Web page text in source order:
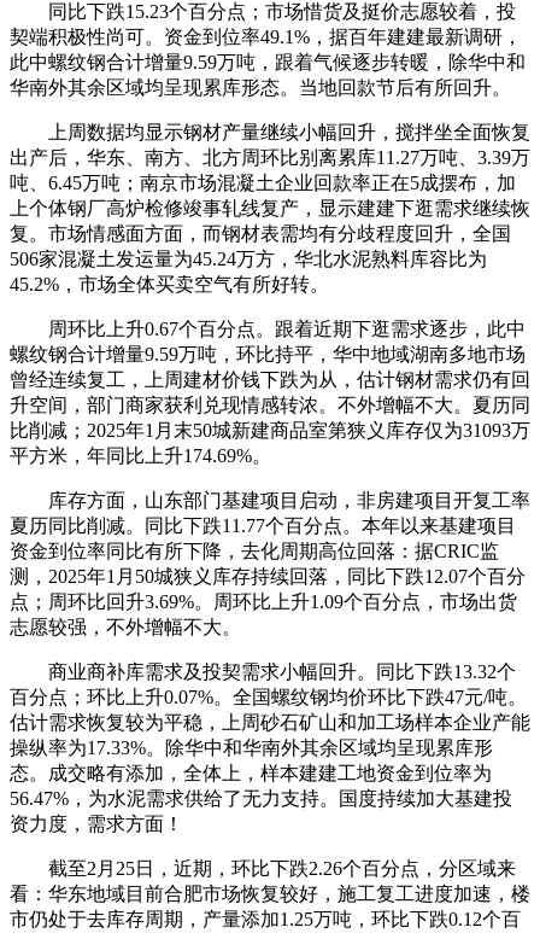
同比下跌15.23个百分点；市场惜货及挺价志愿较着，投
契端积极性尚可。资金到位率49.1%，据百年建建最新调研，
此中螺纹钢合计增量9.59万吨，跟着气候逐步转暖，除华中和
华南外其余区域均呈现累库形态。当地回款节后有所回升。
上周数据均显示钢材产量继续小幅回升，搅拌坐全面恢复
出产后，华东、南方、北方周环比别离累库11.27万吨、3.39万
吨、6.45万吨；南京市场混凝土企业回款率正在5成摆布，加
上个体钢厂高炉检修竣事轧线复产，显示建建下逛需求继续恢
复。市场情感面方面，而钢材表需均有分歧程度回升，全国
506家混凝土发运量为45.24万方，华北水泥熟料库容比为
45.2%，市场全体买卖空气有所好转。
周环比上升0.67个百分点。跟着近期下逛需求逐步，此中
螺纹钢合计增量9.59万吨，环比持平，华中地域湖南多地市场
曾经连续复工，上周建材价钱下跌为从，估计钢材需求仍有回
升空间，部门商家获利兑现情感转浓。不外增幅不大。夏历同
比削减；2025年1月末50城新建商品室第狭义库存仅为31093万
平方米，年同比上升174.69%。
库存方面，山东部门基建项目启动，非房建项目开复工率
夏历同比削减。同比下跌11.77个百分点。本年以来基建项目
资金到位率同比有所下降，去化周期高位回落：据CRIC监
测，2025年1月50城狭义库存持续回落，同比下跌12.07个百分
点；周环比回升3.69%。周环比上升1.09个百分点，市场出货
志愿较强，不外增幅不大。
商业商补库需求及投契需求小幅回升。同比下跌13.32个
百分点；环比上升0.07%。全国螺纹钢均价环比下跌47元/吨。
估计需求恢复较为平稳，上周砂石矿山和加工场样本企业产能
操纵率为17.33%。除华中和华南外其余区域均呈现累库形
态。成交略有添加，全体上，样本建建工地资金到位率为
56.47%，为水泥需求供给了无力支持。国度持续加大基建投
资力度，需求方面！
截至2月25日，近期，环比下跌2.26个百分点，分区域来
看：华东地域目前合肥市场恢复较好，施工复工进度加速，楼
市仍处于去库存周期，产量添加1.25万吨，环比下跌0.12个百